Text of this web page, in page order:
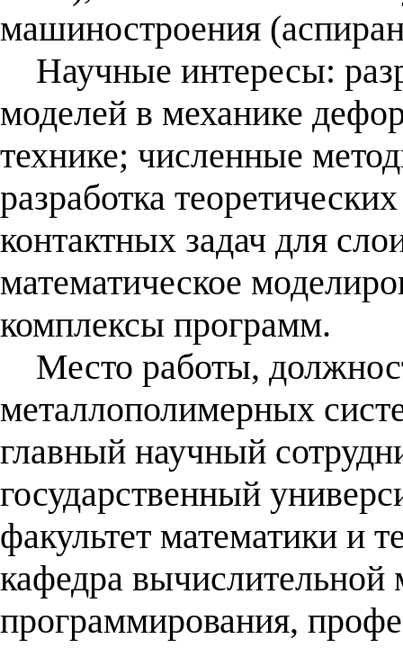
машиностроения
Научные интересы:
моделей в механике
технике; численные
разработка
контактных задач для
математическое
комплексы программ.
Место работы,
металлополимерных
главный научный
государственный
факультет математики и
кафедра вычислительной
программирования,